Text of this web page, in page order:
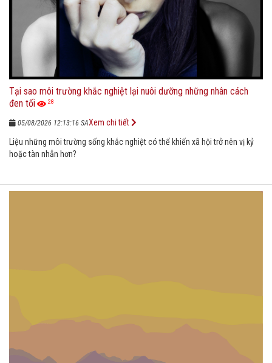
Tại sao môi trường khắc nghiệt lại nuôi dưỡng những nhân cách
đen tối
28
05/08/2026 12:13:16 SA
Liệu những môi trường sống khắc nghiệt có thể khiến xã hội trở nên vị kỷ
hoặc tàn nhẫn hơn?
Xem chi tiết